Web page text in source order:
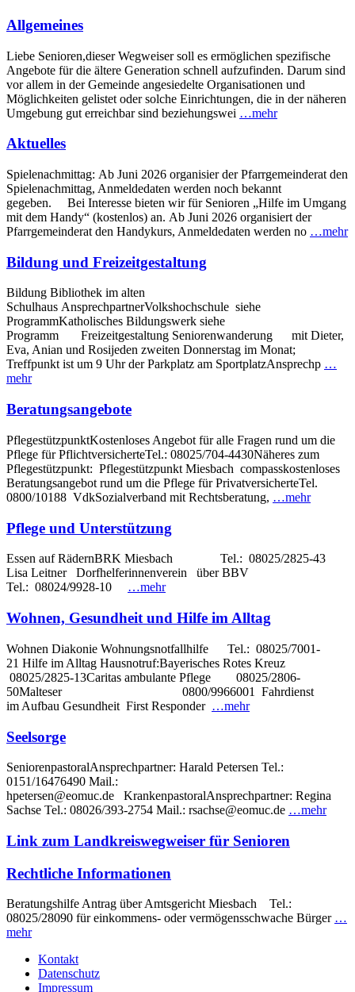
Allgemeines
Liebe Senioren,dieser Wegweiser soll es ermöglichen spezifische
Angebote für die ältere Generation schnell aufzufinden. Darum sind
vor allem in der Gemeinde angesiedelte Organisationen und
Möglichkeiten gelistet oder solche Einrichtungen, die in der näheren
Umgebung gut erreichbar sind beziehungswei …mehr
Aktuelles
Spielenachmittag: Ab Juni 2026 organisier der Pfarrgemeinderat den
Spielenachmittag, Anmeldedaten werden noch bekannt
gegeben. Bei Interesse bieten wir für Senioren „Hilfe im Umgang
mit dem Handy“ (kostenlos) an. Ab Juni 2026 organisiert der
Pfarrgemeinderat den Handykurs, Anmeldedaten werden no …mehr
Bildung und Freizeitgestaltung
Bildung Bibliothek im alten
Schulhaus AnsprechpartnerVolkshochschule siehe
ProgrammKatholisches Bildungswerk siehe
Programm Freizeitgestaltung Seniorenwanderung mit Dieter,
Eva, Anian und Rosijeden zweiten Donnerstag im Monat;
Treffpunkt ist um 9 Uhr der Parkplatz am SportplatzAnsprechp …
mehr
Beratungsangebote
PflegestützpunktKostenloses Angebot für alle Fragen rund um die
Pflege für PflichtversicherteTel.: 08025/704-4430Näheres zum
Pflegestützpunkt: Pflegestützpunkt Miesbach compasskostenloses
Beratungsangebot rund um die Pflege für PrivatversicherteTel.
0800/10188 VdkSozialverband mit Rechtsberatung, …mehr
Pflege und Unterstützung
Essen auf RädernBRK Miesbach Tel.: 08025/2825-43
Lisa Leitner Dorfhelferinnenverein über BBV
Tel.: 08024/9928-10 …mehr
Wohnen, Gesundheit und Hilfe im Alltag
Wohnen Diakonie Wohnungsnotfallhilfe Tel.: 08025/7001-
21 Hilfe im Alltag Hausnotruf:Bayerisches Rotes Kreuz
08025/2825-13Caritas ambulante Pflege 08025/2806-
50Malteser 0800/9966001 Fahrdienst
im Aufbau Gesundheit First Responder …mehr
Seelsorge
SeniorenpastoralAnsprechpartner: Harald Petersen Tel.:
0151/16476490 Mail.:
hpetersen@eomuc.de KrankenpastoralAnsprechpartner: Regina
Sachse Tel.: 08026/393-2754 Mail.: rsachse@eomuc.de …mehr
Link zum Landkreiswegweiser für Senioren
Rechtliche Informationen
Beratungshilfe Antrag über Amtsgericht Miesbach Tel.:
08025/28090 für einkommens- oder vermögensschwache Bürger …
mehr
Kontakt
Datenschutz
Impressum